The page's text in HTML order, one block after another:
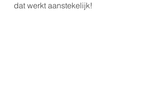
dat werkt aanstekelijk!